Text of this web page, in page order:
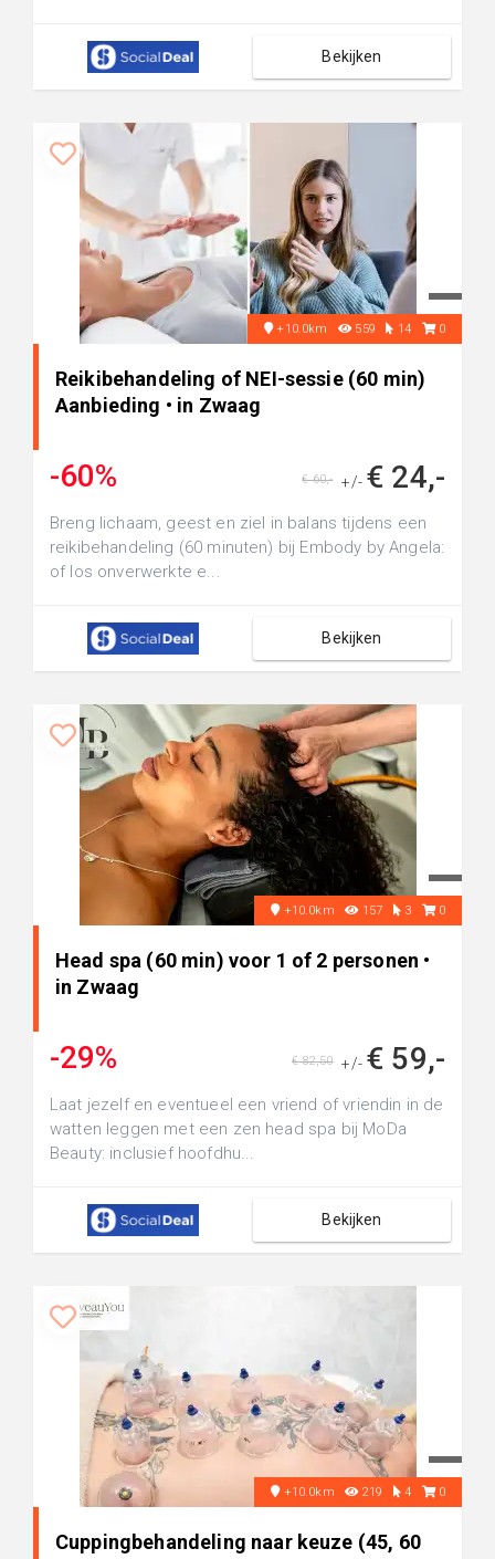
Bekijken
+10.0km 559 14 0
Reikibehandeling of NEI-sessie (60 min)
Aanbieding • in Zwaag
-60% +/- € 24,-
€ 60,-
Breng lichaam, geest en ziel in balans tijdens een
reikibehandeling (60 minuten) bij Embody by Angela:
of los onverwerkte e...
Bekijken
+10.0km 157 3 0
Head spa (60 min) voor 1 of 2 personen •
in Zwaag
-29% +/- € 59,-
€ 82,50
Laat jezelf en eventueel een vriend of vriendin in de
watten leggen met een zen head spa bij MoDa
Beauty: inclusief hoofdhu...
Bekijken
+10.0km 219 4 0
Cuppingbehandeling naar keuze (45, 60